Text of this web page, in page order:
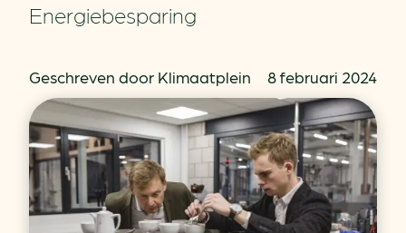
Energiebesparing
Geschreven door Klimaatplein 8 februari 2024